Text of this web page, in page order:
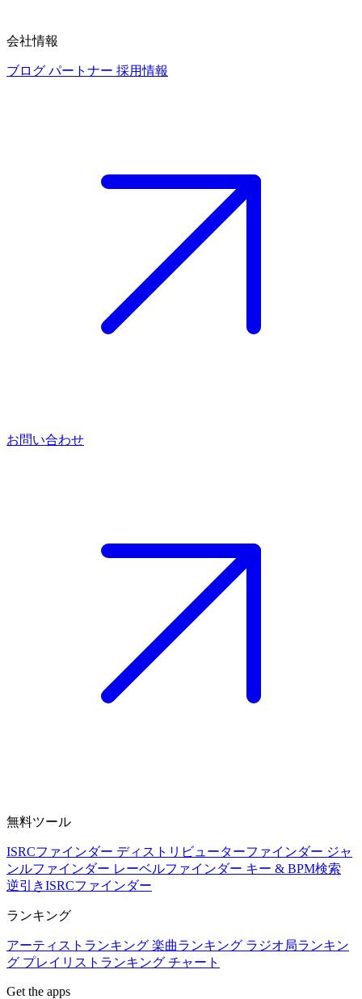
会社情報
ブログ パートナー 採用情報
お問い合わせ
無料ツール
ISRCファインダー ディストリビューターファインダー ジャ
ンルファインダー レーベルファインダー キー & BPM検索
逆引きISRCファインダー
ランキング
アーティストランキング 楽曲ランキング ラジオ局ランキン
グ プレイリストランキング チャート
Get the apps